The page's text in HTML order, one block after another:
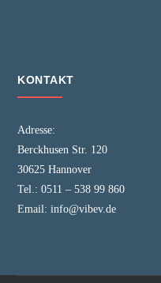
KONTAKT
Adresse:
Berckhusen Str. 120
30625 Hannover
Tel.: 0511 – 538 99 860
Email: info@vibev.de